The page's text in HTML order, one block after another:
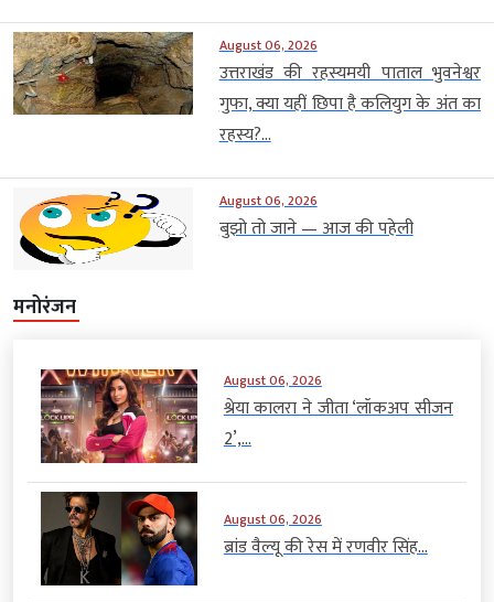
August 06, 2026
उत्तराखंड की रहस्यमयी पाताल भुवनेश्वर
गुफा, क्या यहीं छिपा है कलियुग के अंत का
रहस्य?...
August 06, 2026
बुझो तो जाने — आज की पहेली
मनोरंजन
August 06, 2026
श्रेया कालरा ने जीता ‘लॉकअप सीजन
2’,...
August 06, 2026
ब्रांड वैल्यू की रेस में रणवीर सिंह...